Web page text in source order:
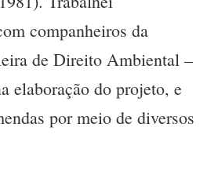
companheiros da
de Direito Ambiental –
elaboração do projeto, e
por meio de diversos